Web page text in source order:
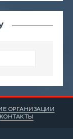
ОРГАНИЗАЦИИ
КОНТАКТЫ